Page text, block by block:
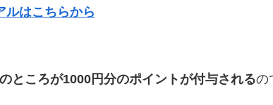
ルはこちらから
ところが1000 円分のポイントが付与されるの